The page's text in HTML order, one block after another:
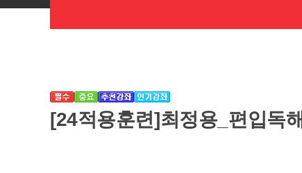
기
[24적용훈련]최정용_편입독해